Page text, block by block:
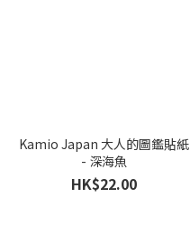
Kamio Japan 大人的圖鑑貼紙
- 深海魚
HK$22.00